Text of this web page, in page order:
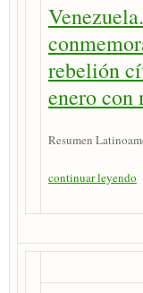
rebelión
enero con
Resumen
continuar leyendo